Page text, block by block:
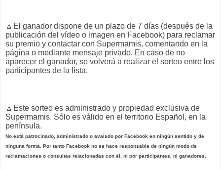
🔼 El ganador dispone de un plazo de 7 días (después de la
publicación del vídeo o imagen en Facebook) para reclamar
su premio y contactar con Supermamis, comentando en la
página o mediante mensaje privado. En caso de no
aparecer el ganador, se volverá a realizar el sorteo entre los
participantes de la lista.
🔼 Este sorteo es administrado y propiedad exclusiva de
Supermamis. Sólo es válido en el territorio Español, en la
península.
No está patrocinado, administrado o avalado por Facebook en ningún sentido y de
ninguna forma. Por tanto Facebook no se hace responsable de ningún modo de
reclamaciones o consultas relacionadas con él, ni por participantes, ni ganadores.